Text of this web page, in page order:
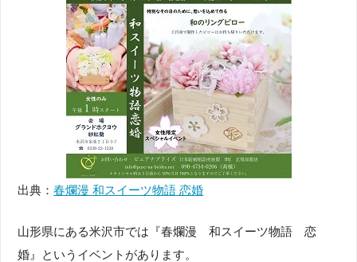
出典：春爛漫 和スイーツ物語 恋婚
山形県にある米沢市では『春爛漫 和スイーツ物語 恋
婚』というイベントがあります。